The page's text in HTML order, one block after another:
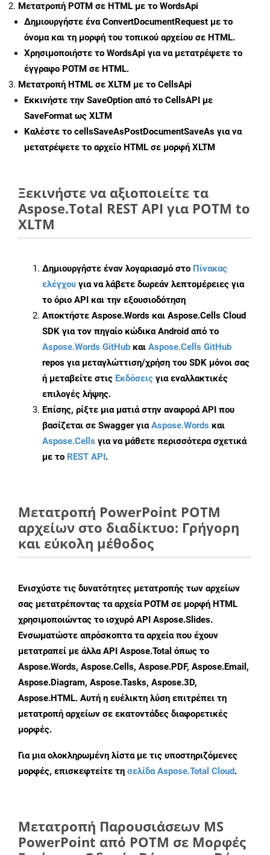
Μετατροπή POTM σε HTML με το WordsApi
Δημιουργήστε έναConvertDocumentRequest με το
όνομα και τη μορφή του τοπικού αρχείου σε HTML.
Χρησιμοποιήστε το WordsApi για να μετατρέψετε το
έγγραφο POTM σε HTML.
Μετατροπή HTML σε XLTM με το CellsApi
Εκκινήστε την SaveOption από το CellsAPI με
SaveFormat ως XLTM
Καλέστε το cellsSaveAsPostDocumentSaveAs για να
μετατρέψετε το αρχείο HTML σε μορφή XLTM
Ξεκινήστε να αξιοποιείτε τα
Aspose.Total REST API για POTM to
XLTM
Δημιουργήστε έναν λογαριασμό στο Πίνακας
ελέγχου για να λάβετε δωρεάν λεπτομέρειες για
το όριο API και την εξουσιοδότηση
Αποκτήστε Aspose.Words και Aspose.Cells Cloud
SDK για τον πηγαίο κώδικα Android από το
Aspose.Words GitHub και Aspose.Cells GitHub
repos για μεταγλώττιση/χρήση του SDK μόνοι σας
ή μεταβείτε στις Εκδόσεις για εναλλακτικές
επιλογές λήψης.
Επίσης, ρίξτε μια ματιά στην αναφορά API που
βασίζεται σε Swagger γιαAspose.Words και
Aspose.Cells για να μάθετε περισσότερα σχετικά
με το REST API.
Μετατροπή PowerPoint POTM
αρχείων στο διαδίκτυο: Γρήγορη
και εύκολη μέθοδος
Ενισχύστε τις δυνατότητες μετατροπής των αρχείων
σας μετατρέποντας τα αρχεία POTM σε μορφή HTML
χρησιμοποιώντας το ισχυρό API Aspose.Slides.
Ενσωματώστε απρόσκοπτα τα αρχεία που έχουν
μετατραπεί με άλλα API Aspose.Total όπως το
Aspose.Words, Aspose.Cells, Aspose.PDF, Aspose.Email,
Aspose.Diagram, Aspose.Tasks, Aspose.3D,
Aspose.HTML. Αυτή η ευέλικτη λύση επιτρέπει τη
μετατροπή αρχείων σε εκατοντάδες διαφορετικές
μορφές.
Για μια ολοκληρωμένη λίστα με τις υποστηριζόμενες
μορφές, επισκεφτείτε τη σελίδα Aspose.Total Cloud.
Μετατροπή Παρουσιάσεων MS
PowerPoint από POTM σε Μορφές